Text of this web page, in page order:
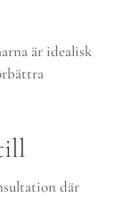
är idealisk
där